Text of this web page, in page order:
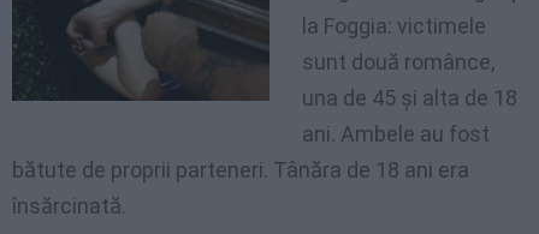
la Foggia: victimele
sunt două românce,
una de 45 şi alta de 18
ani. Ambele au fost
bătute de proprii parteneri. Tânăra de 18 ani era
însărcinată.